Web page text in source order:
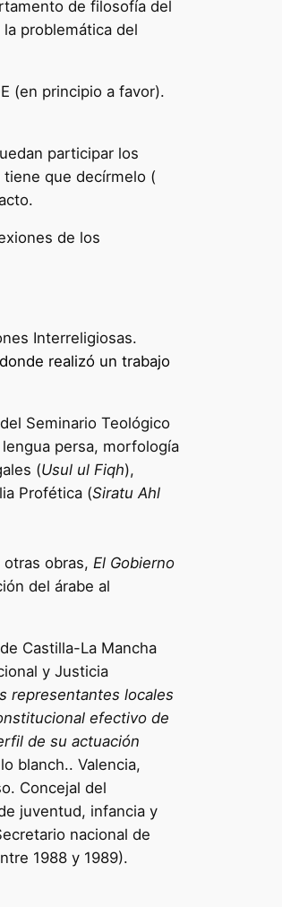
de filosofía del
problemática del
(en principio a favor).
participar los
que decírmelo (
de los
Interreligiosas.
realizó un trabajo
Seminario Teológico
persa, morfología
(Usul ul Fiqh),
Profética (Siratu Ahl
obras, El Gobierno
del árabe al
Castilla-La Mancha
y Justicia
representantes locales
efectivo de
de su actuación
blanch.. Valencia,
Concejal del
juventud, infancia y
nacional de
1988 y 1989).